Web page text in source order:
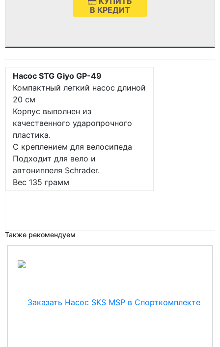
В КРЕДИТ
Насос STG Giyo GP-49
Компактный легкий насос длиной
20 см
Корпус выполнен из
качественного ударопрочного
пластика.
С креплением для велосипеда
Подходит для вело и
автониппеля Schrader.
Вес 135 грамм
Также рекомендуем